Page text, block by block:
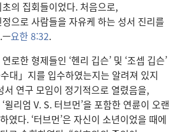
초의 집회들이었다. 처음으로,
정으로 사람들을 자유케 하는 성서 진리를
.—요한 8:32.
로한 형제들인 ‘헨리 깁슨’ 및 ‘조셉 깁슨’
대」지를 입수하였는지는 알려져 있지
서 연구 모임이 정기적으로 열렸음을,
윌리엄 V. S. 터브먼’을 포함한 연륜이 오랜
였다. ‘터브먼’은 자신이 소년이었을 때에